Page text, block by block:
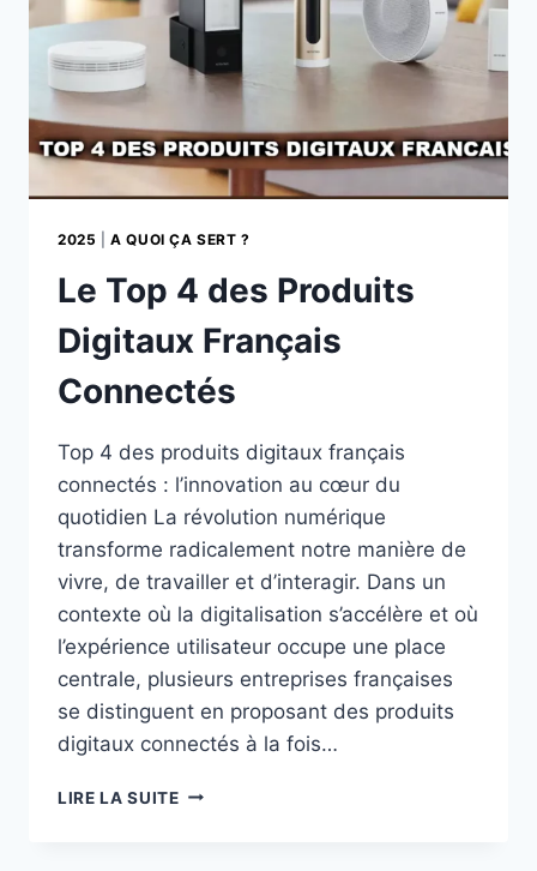
2025 |A QUOI ÇA SERT ?
Le Top 4 des Produits
Digitaux Français
Connectés
Top 4 des produits digitaux français
connectés : l’innovation au cœur du
quotidien La révolution numérique
transforme radicalement notre manière de
vivre, de travailler et d’interagir. Dans un
contexte où la digitalisation s’accélère et où
l’expérience utilisateur occupe une place
centrale, plusieurs entreprises françaises
se distinguent en proposant des produits
digitaux connectés à la fois…
LIRE LA SUITELE